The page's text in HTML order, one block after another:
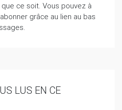
ce soit. Vous pouvez à
grâce au lien au bas
LUS EN CE